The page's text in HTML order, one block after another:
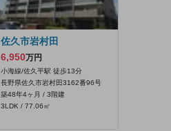
佐久市岩村田
6,950万円
小海線/佐久平駅 徒歩13分
長野県佐久市岩村田3162番96号
築48年4ヶ月 / 3階建
3LDK / 77.06㎡